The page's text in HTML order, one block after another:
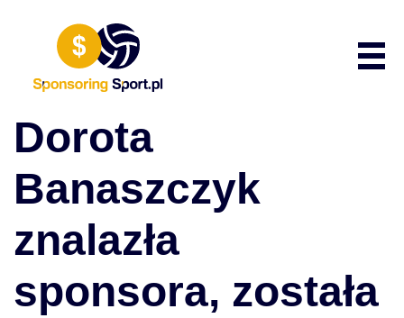
Dorota
Banaszczyk
znalazła
sponsora, została